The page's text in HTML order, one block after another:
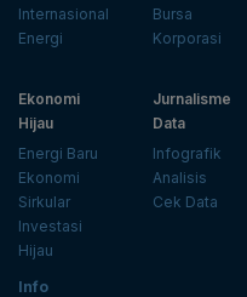
Internasional
Energi
Bursa
Korporasi
Ekonomi
Hijau
Energi Baru
Ekonomi
Sirkular
Investasi
Hijau
Jurnalisme
Data
Infografik
Analisis
Cek Data
Info